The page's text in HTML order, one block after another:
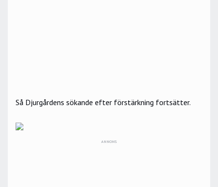
Så Djurgårdens sökande efter förstärkning fortsätter.
ANNONS